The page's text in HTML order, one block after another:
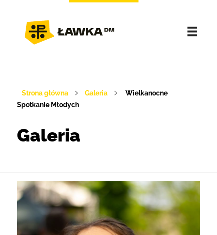
Strona główna Galeria
Wielkanocne
Spotkanie Młodych
Galeria